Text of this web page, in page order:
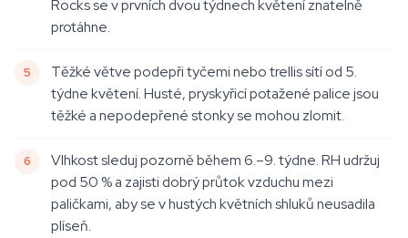
Rocks se v prvních dvou týdnech květení znatelně
protáhne.
Těžké větve podepři tyčemi nebo trellis sítí od 5.
týdne květení. Husté, pryskyřicí potažené palice jsou
těžké a nepodepřené stonky se mohou zlomit.
Vlhkost sleduj pozorně během 6.–9. týdne. RH udržuj
pod 50 % a zajisti dobrý průtok vzduchu mezi
paličkami, aby se v hustých květních shluků neusadila
plíseň.